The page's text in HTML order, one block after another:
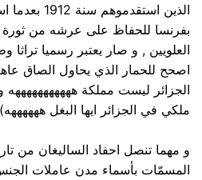
الذين
بفرنسا للحفاظ على عرشه من ثورة
العلويين , و صار يعتبر رسميا
اصحح للحمار الذي يحاول الصاق
الجزائر ليست مملكة
ملكي في الجزائر ايها البغل
و مهما تنصل احفاد الساليغان من
المسمّات بأسماء مدن عاملات